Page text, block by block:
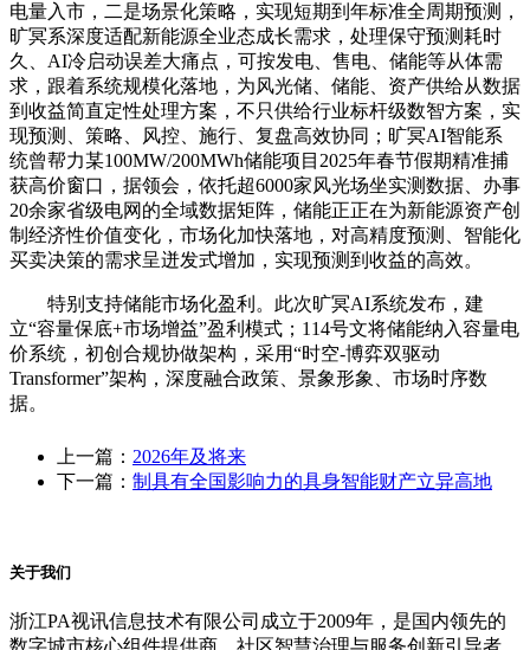
电量入市，二是场景化策略，实现短期到年标准全周期预测，
旷冥系深度适配新能源全业态成长需求，处理保守预测耗时
久、AI冷启动误差大痛点，可按发电、售电、储能等从体需
求，跟着系统规模化落地，为风光储、储能、资产供给从数据
到收益简直定性处理方案，不只供给行业标杆级数智方案，实
现预测、策略、风控、施行、复盘高效协同；旷冥AI智能系
统曾帮力某100MW/200MWh储能项目2025年春节假期精准捕
获高价窗口，据领会，依托超6000家风光场坐实测数据、办事
20余家省级电网的全域数据矩阵，储能正正在为新能源资产创
制经济性价值变化，市场化加快落地，对高精度预测、智能化
买卖决策的需求呈迸发式增加，实现预测到收益的高效。
特别支持储能市场化盈利。此次旷冥AI系统发布，建
立“容量保底+市场增益”盈利模式；114号文将储能纳入容量电
价系统，初创合规协做架构，采用“时空-博弈双驱动
Transformer”架构，深度融合政策、景象形象、市场时序数
据。
上一篇： 2026年及将来
下一篇： 制具有全国影响力的具身智能财产立异高地
关于我们
浙江PA视讯信息技术有限公司成立于2009年，是国内领先的
数字城市核心组件提供商、社区智慧治理与服务创新引导者。